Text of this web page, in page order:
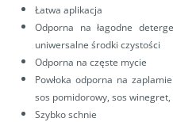
Łatwa aplikacja
Odporna na łagodne
uniwersalne środki czystości
Odporna na częste mycie
Powłoka odporna na
sos pomidorowy, sos winegret,
Szybko schnie